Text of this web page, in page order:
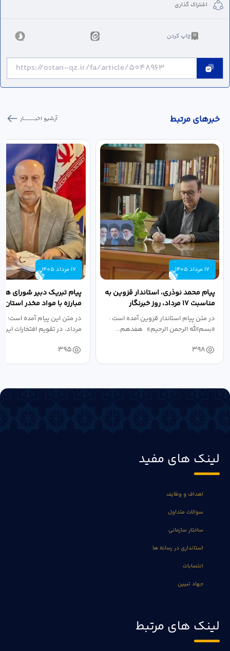
اشتراک گذاری
چاپ کردن
خبر‌های مرتبط آرشیو اخبـــــــــــار
17 مرداد 1405
پیام محمد نوذری، استاندار قزوین به
مناسبت ۱۷ مرداد، روز خبرنگار
در متن پیام استاندار قزوین آمده است :
«بسم‌الله الرحمن الرحیم» هفدهم...
398
17 مرداد 1405
پیام تبریک دبیر شورای
مبارزه با مواد مخدر استان
مناسبت روز خبرنگار...
در متن این پیام آمده
مرداد، در تقویم افتخارات
395
لینک های مفید
اهداف و وظایف
سوالات متداول
ساختار سازمانی
استانداری در رسانه ها
انتصابات
جهاد تبیین
لینک های مرتبط